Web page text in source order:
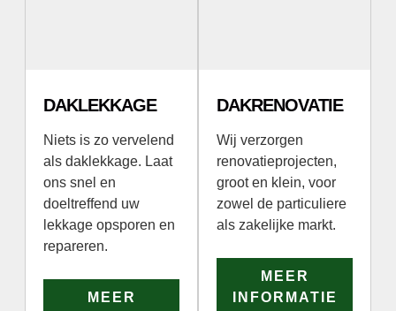
DAKLEKKAGE
Niets is zo vervelend
als daklekkage. Laat
ons snel en
doeltreffend uw
lekkage opsporen en
repareren.
MEER
DAKRENOVATIE
Wij verzorgen
renovatieprojecten,
groot en klein, voor
zowel de particuliere
als zakelijke markt.
MEER
INFORMATIE